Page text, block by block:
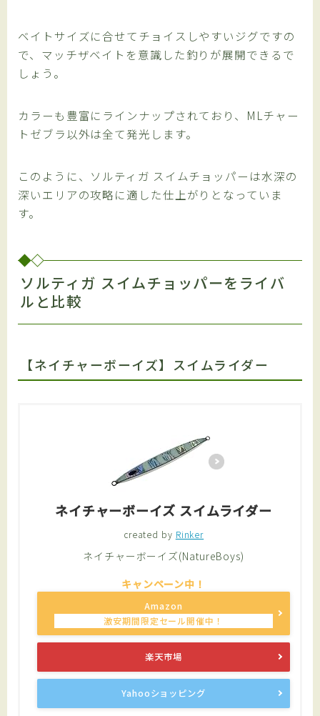
ベイトサイズに合せてチョイスしやすいジグですの
で、マッチザベイトを意識した釣りが展開できるで
しょう。
カラーも豊富にラインナップされており、MLチャー
トゼブラ以外は全て発光します。
このように、ソルティガ スイムチョッパーは水深の
深いエリアの攻略に適した仕上がりとなっていま
す。
ソルティガ スイムチョッパーをライバ
ルと比較
【ネイチャーボーイズ】スイムライダー
ネイチャーボーイズ スイムライダー
created by Rinker
ネイチャーボーイズ(NatureBoys)
Amazon
楽天市場
Yahooショッピング